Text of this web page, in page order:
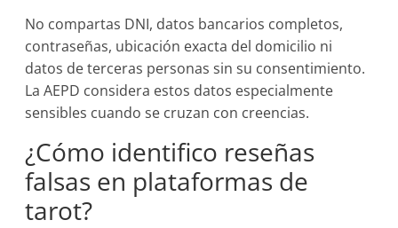
No compartas DNI, datos bancarios completos,
contraseñas, ubicación exacta del domicilio ni
datos de terceras personas sin su consentimiento.
La AEPD considera estos datos especialmente
sensibles cuando se cruzan con creencias.
¿Cómo identifico reseñas
falsas en plataformas de
tarot?